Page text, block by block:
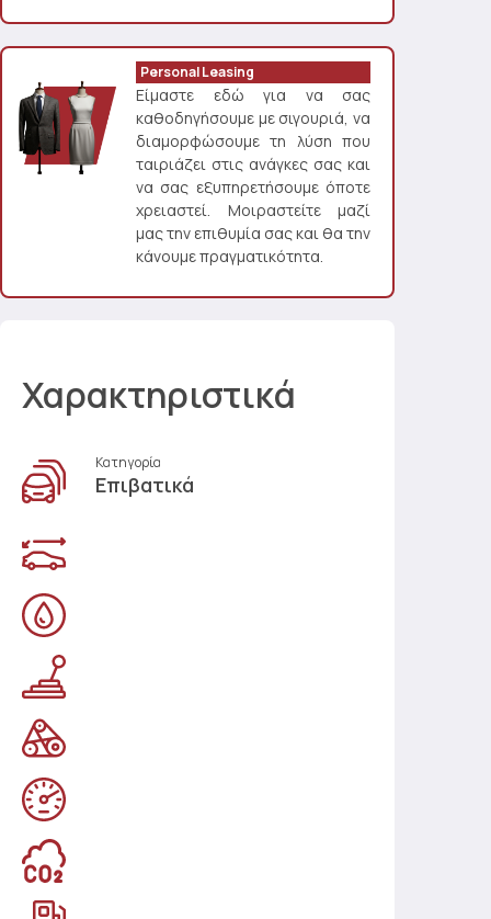
Personal Leasing
Είμαστε εδώ για να σας
καθοδηγήσουμε με σιγουριά, να
διαμορφώσουμε τη λύση που
ταιριάζει στις ανάγκες σας και
να σας εξυπηρετήσουμε όποτε
χρειαστεί. Μοιραστείτε μαζί
μας την επιθυμία σας και θα την
κάνουμε πραγματικότητα.
Χαρακτηριστικά
Κατηγορία
Επιβατικά